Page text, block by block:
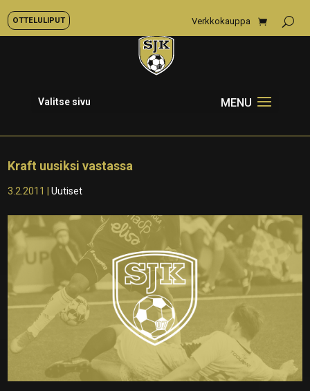
OTTELULIPUT Verkkokauppa
Valitse sivu
Kraft uusiksi vastassa
3.2.2011 |Uutiset